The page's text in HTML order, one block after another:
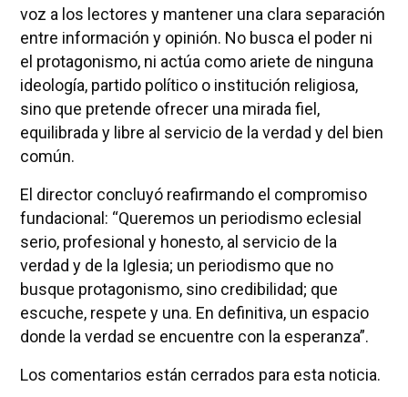
voz a los lectores y mantener una clara separación
entre información y opinión. No busca el poder ni
el protagonismo, ni actúa como ariete de ninguna
ideología, partido político o institución religiosa,
sino que pretende ofrecer una mirada fiel,
equilibrada y libre al servicio de la verdad y del bien
común.
El director concluyó reafirmando el compromiso
fundacional: “Queremos un periodismo eclesial
serio, profesional y honesto, al servicio de la
verdad y de la Iglesia; un periodismo que no
busque protagonismo, sino credibilidad; que
escuche, respete y una. En definitiva, un espacio
donde la verdad se encuentre con la esperanza”.
Los comentarios están cerrados para esta noticia.